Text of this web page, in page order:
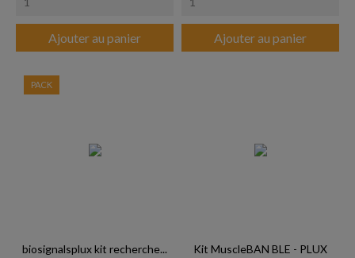
Ajouter au panier Ajouter au panier
biosignalsplux kit recherche...
PACK
Kit MuscleBAN BLE - PLUX